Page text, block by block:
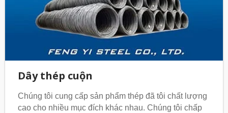
Dây thép cuộn
Chúng tôi cung cấp sản phẩm thép đã tôi chất lượng
cao cho nhiều mục đích khác nhau. Chúng tôi chấp